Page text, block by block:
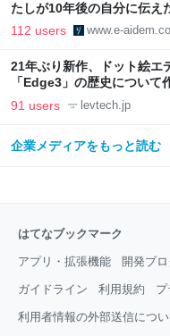
たしが10年後の自分に伝え
112 users www.e-
21年ぶり新作、ドット絵エ
「Edge3」の歴史について
LAB
91 users levtech.jp
企業メディアをもっと読む
はてなブックマーク
アプリ・拡張機能 開発ブ
ガイドライン 利用規約
利用者情報の外部送信につ